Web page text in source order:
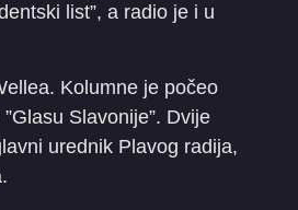
list”, a radio je i u
Kolumne je počeo
Slavonije”. Dvije
urednik Plavog radija,